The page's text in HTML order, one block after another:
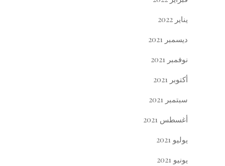
يناير 2022
ديسمبر 2021
نوفمبر 2021
أكتوبر 2021
سبتمبر 2021
أغسطس 2021
يوليو 2021
يونيو 2021